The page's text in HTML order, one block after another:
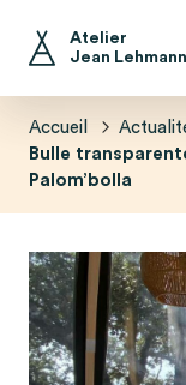
Atelier
Jean Lehmann
En direct de l’atelier
Accueil
Bulle
Palom’bolla